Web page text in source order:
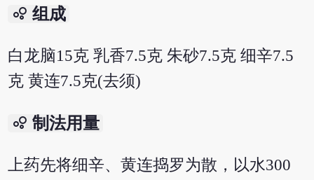
bubble_chart 组成
白龙脑15克 乳香7.5克 朱砂7.5克 细辛7.5
克 黄连7.5克(去须)
bubble_chart 制法用量
上药先将细辛、黄连捣罗为散，以水300